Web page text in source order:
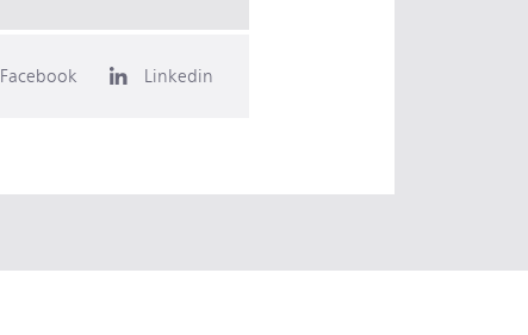
Facebook Linkedin